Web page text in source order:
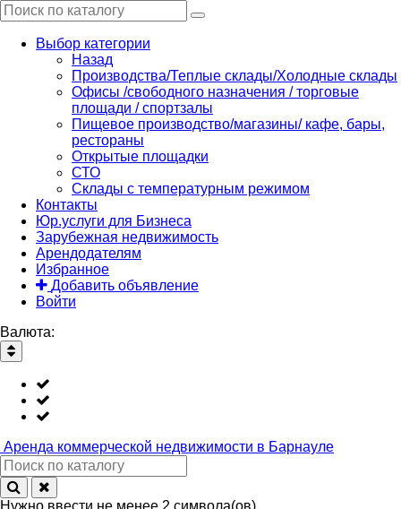
Выбор категории
Назад
Производства/Теплые склады/Холодные склады
Офисы /свободного назначения / торговые
площади / спортзалы
Пищевое производство/магазины/ кафе, бары,
рестораны
Открытые площадки
СТО
Склады с температурным режимом
Контакты
Юр.услуги для Бизнеса
Зарубежная недвижимость
Арендодателям
Избранное
Добавить объявление
Войти
Валюта:
Аренда коммерческой недвижимости в Барнауле
Нужно ввести не менее 2 символа(ов).